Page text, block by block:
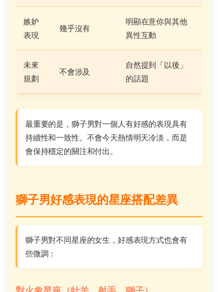
嫉妒
表現
幾乎沒有
明顯在意你與其他
異性互動
未來
規劃
不會涉及
自然提到「以後」
的話題
最重要的是，獅子男對一個人有好感的表現具有
持續性和一致性。不會今天熱情明天冷淡，而是
會保持穩定的關注和付出。
獅子男好感表現的星座搭配差異
獅子男對不同星座的女生，好感表現方式也會有
些微調：